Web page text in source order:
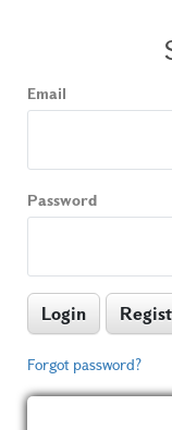
Email
Password
Login
Forgot password?